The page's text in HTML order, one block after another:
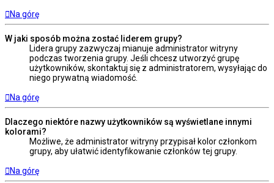
Na górę
W jaki sposób można zostać liderem grupy?
Lidera grupy zazwyczaj mianuje administrator witryny
podczas tworzenia grupy. Jeśli chcesz utworzyć grupę
użytkowników, skontaktuj się z administratorem, wysyłając do
niego prywatną wiadomość.
Na górę
Dlaczego niektóre nazwy użytkowników są wyświetlane innymi
kolorami?
Możliwe, że administrator witryny przypisał kolor członkom
grupy, aby ułatwić identyfikowanie członków tej grupy.
Na górę